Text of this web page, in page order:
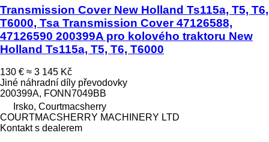
Transmission Cover New Holland Ts115a, T5, T6,
T6000, Tsa Transmission Cover 47126588,
47126590 200399A pro kolového traktoru New
Holland Ts115a, T5, T6, T6000
130 € ≈ 3 145 Kč
Jiné náhradní díly převodovky
200399A, FONN7049BB
Irsko, Courtmacsherry
COURTMACSHERRY MACHINERY LTD
Kontakt s dealerem